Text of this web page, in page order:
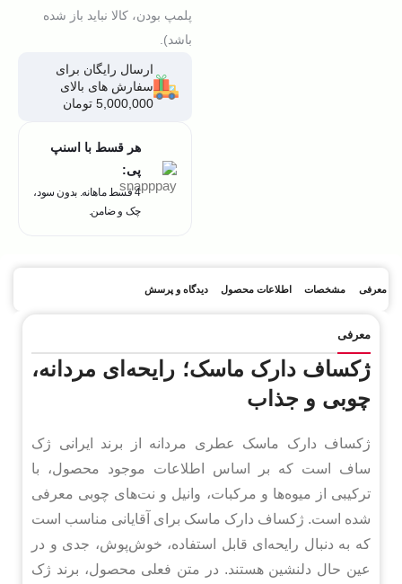
پلمپ بودن، کالا نباید باز شده
باشد).
ارسال رایگان برای
سفارش های بالای
5,000,000 تومان
هر قسط با اسنپ
پی:
4 قسط ماهانه. بدون سود،
چک و ضامن.
معرفی مشخصات اطلاعات محصول دیدگاه و پرسش
معرفی
ژکساف دارک ماسک؛ رایحه‌ای مردانه،
چوبی و جذاب
ژکساف دارک ماسک عطری مردانه از برند ایرانی ژک
ساف است که بر اساس اطلاعات موجود محصول، با
ترکیبی از میوه‌ها و مرکبات، وانیل و نت‌های چوبی معرفی
شده است. ژکساف دارک ماسک برای آقایانی مناسب است
که به دنبال رایحه‌ای قابل استفاده، خوش‌پوش، جدی و در
عین حال دلنشین هستند. در متن فعلی محصول، برند ژک